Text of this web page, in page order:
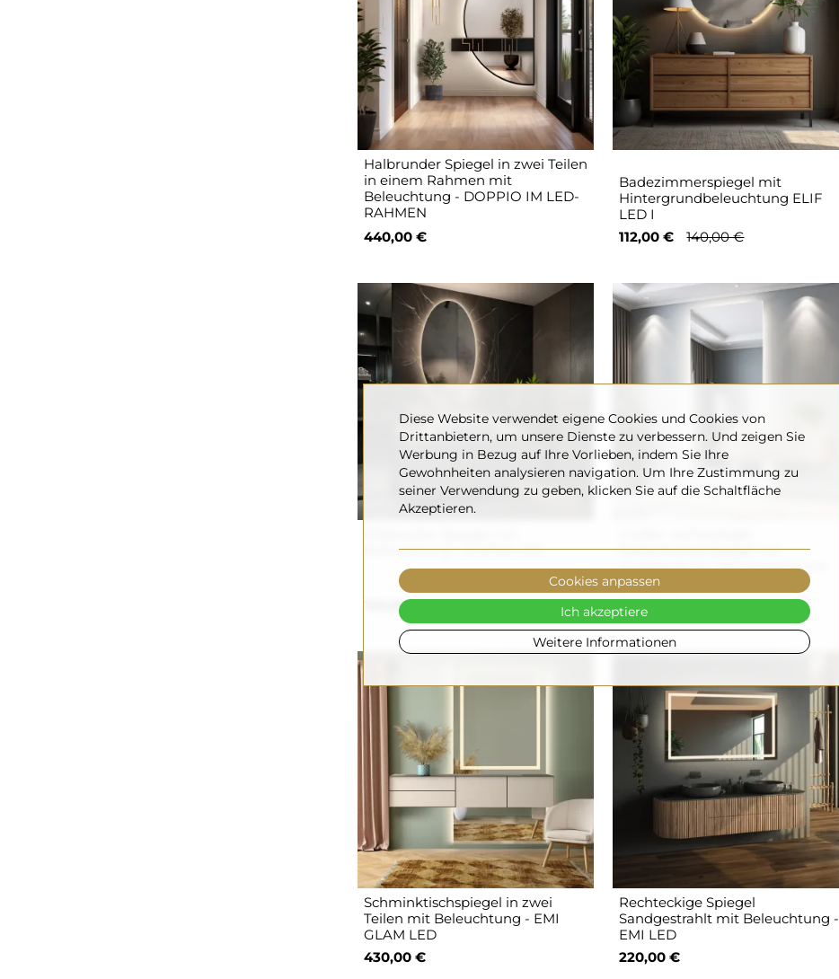
Halbrunder Spiegel in zwei Teilen
in einem Rahmen mit
Beleuchtung - DOPPIO IM LED-
RAHMEN
440,00 €
Badezimmerspiegel mit
Hintergrundbeleuchtung ELIF
LED I
112,00 €
140,00 €
Beleuchtung - ELIPSA LED
150,00 €
Badezimmerspiegel mit
Ausschnitt für den Schrank mit
Beleuchtung - AGIS LED
370,00 €
Schminktischspiegel in zwei
Teilen mit Beleuchtung - EMI
GLAM LED
430,00 €
Rechteckige Spiegel
Sandgestrahlt mit Beleuchtung -
EMI LED
220,00 €
Diese Website verwendet eigene Cookies und Cookies von
Drittanbietern, um unsere Dienste zu verbessern. Und zeigen Sie
Werbung in Bezug auf Ihre Vorlieben, indem Sie Ihre
Gewohnheiten analysieren navigation. Um Ihre Zustimmung zu
seiner Verwendung zu geben, klicken Sie auf die Schaltfläche
Akzeptieren.
Weitere Informationen
Cookies anpassen
Ich akzeptiere